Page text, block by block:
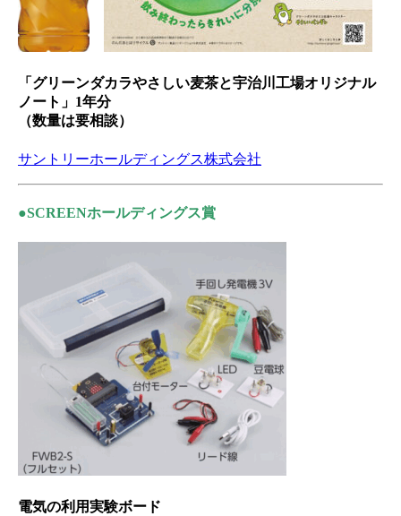
「グリーンダカラやさしい麦茶と宇治川工場オリジナル
ノート」1年分
（数量は要相談）
サントリーホールディングス株式会社
●SCREENホールディングス賞
電気の利用実験ボード